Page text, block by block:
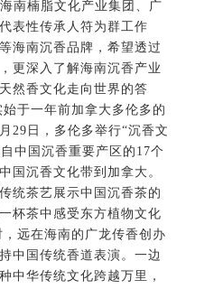
南楠脂文化产业集团、广
表性传承人符为群工作
海南沉香品牌，希望透过
更深入了解海南沉香产业
然香文化走向世界的答
于一年前加拿大多伦多的
29日，多伦多举行“沉香文
中国沉香重要产区的17个
国沉香文化带到加拿大。
统茶艺展示中国沉香茶的
杯茶中感受东方植物文化
远在海南的广龙传香创办
中国传统香道表演。一边
中华传统文化跨越万里，